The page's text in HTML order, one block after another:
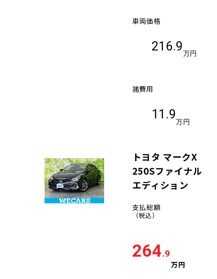
車両価格
216.9
万円
諸費用
11.9
万円
トヨタ マークX
250Sファイナル
エディション
支払総額
（税込）
264.9
万円